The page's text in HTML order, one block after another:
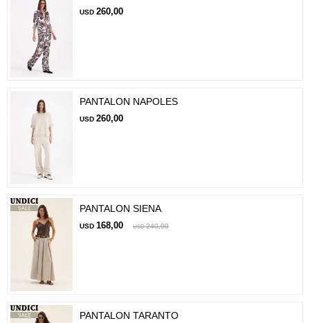
USD 260,00
PANTALON NAPOLES
USD 260,00
PANTALON SIENA
USD 168,00 USD 240,00
PANTALON TARANTO